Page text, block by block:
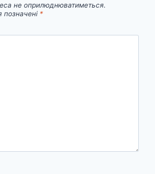
не оприлюднюватиметься.
позначені *